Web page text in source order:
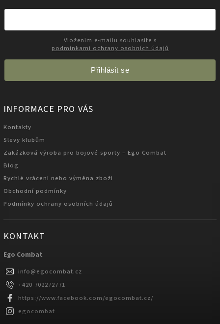
podmínkami ochrany osobních údajů
Přihlásit se
INFORMACE PRO VÁS
Kontakty
Slevy klubům
Zakázková výroba pro bojové sporty – Ego Combat
Blog
Rychlé vrácení nebo výměna zboží
Obchodní podmínky
Podmínky ochrany osobních údajů
KONTAKT
Ego Combat
info@egocombat.cz
+420 702272771
https://www.facebook.com/egocombat.cz/
egocombat